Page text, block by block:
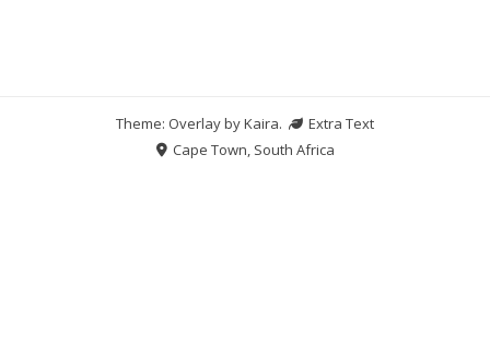
Theme: Overlay byKaira.
Extra Text
Cape Town, South Africa